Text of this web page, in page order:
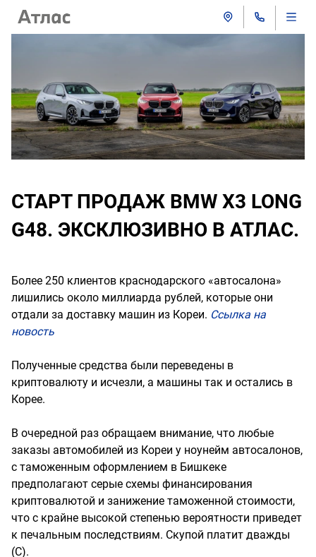
СТАРТ ПРОДАЖ BMW X3 LONG
G48. ЭКСКЛЮЗИВНО В АТЛАС.
Более 250 клиентов краснодарского «автосалона»
лишились около миллиарда рублей, которые они
отдали за доставку машин из Кореи. Ссылка на
новость
Полученные средства были переведены в
криптовалюту и исчезли, а машины так и остались в
Корее.
В очередной раз обращаем внимание, что любые
заказы автомобилей из Кореи у ноунейм автосалонов,
с таможенным оформлением в Бишкеке
предполагают серые схемы финансирования
криптовалютой и занижение таможенной стоимости,
что с крайне высокой степенью вероятности приведет
к печальным последствиям. Скупой платит дважды
(С).